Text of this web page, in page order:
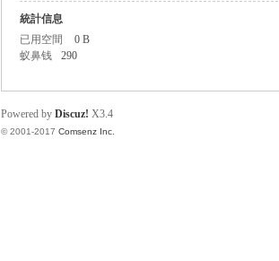
統計信息
已用空間
0 B
蚁鼻钱
290
Powered by Discuz! X3.4
© 2001-2017 Comsenz Inc.